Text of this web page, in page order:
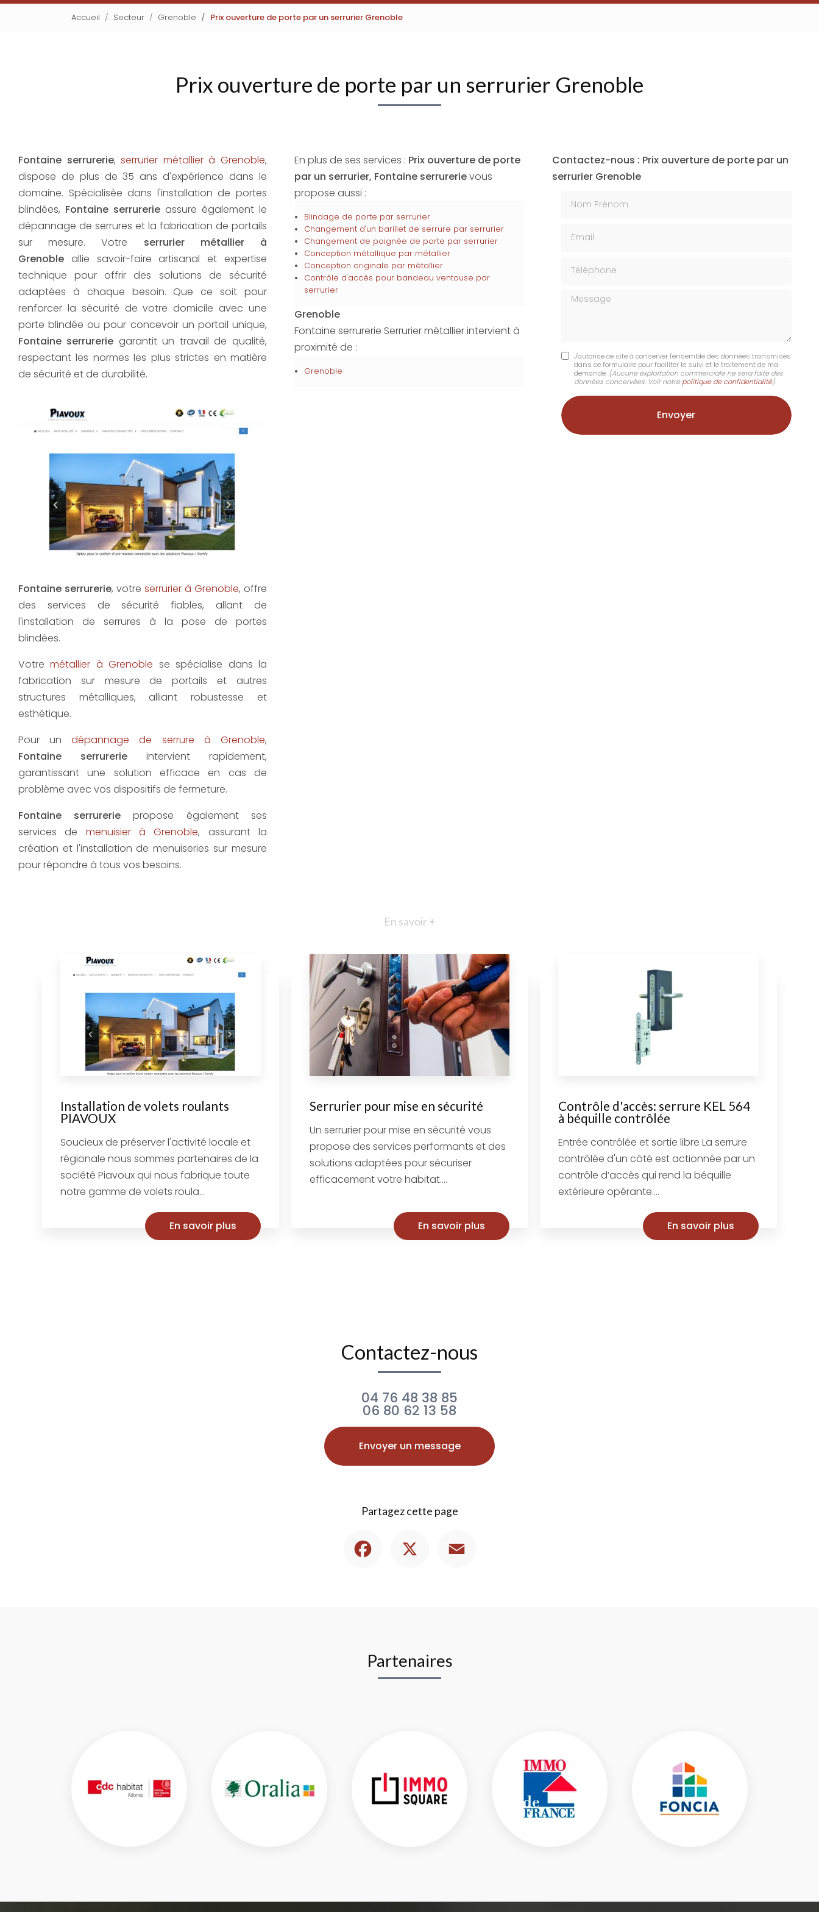
Accueil Secteur Grenoble Prix ouverture de porte par un serrurier Grenoble
Prix ouverture de porte par un serrurier Grenoble
Fontaine serrurerie,serrurier métallier à Grenoble,
dispose de plus de 35 ans d'expérience dans le
domaine. Spécialisée dans l'installation de portes
blindées, Fontaine serrurerie assure également le
dépannage de serrures et la fabrication de portails
sur mesure. Votre serrurier métallier à
Grenoble allie savoir-faire artisanal et expertise
technique pour offrir des solutions de sécurité
adaptées à chaque besoin. Que ce soit pour
renforcer la sécurité de votre domicile avec une
porte blindée ou pour concevoir un portail unique,
Fontaine serrurerie garantit un travail de qualité,
respectant les normes les plus strictes en matière
de sécurité et de durabilité.
Fontaine serrurerie, votre serrurier à Grenoble, offre
des services de sécurité fiables, allant de
l'installation de serrures à la pose de portes
blindées.
Votremétallier à Grenoble se spécialise dans la
fabrication sur mesure de portails et autres
structures métalliques, alliant robustesse et
esthétique.
Pour undépannage de serrure à Grenoble,
Fontaine serrurerie intervient rapidement,
garantissant une solution efficace en cas de
problème avec vos dispositifs de fermeture.
Fontaine serrurerie propose également ses
services de menuisier à Grenoble, assurant la
création et l'installation de menuiseries sur mesure
pour répondre à tous vos besoins.
En plus de ses services : Prix ouverture de porte
par un serrurier, Fontaine serrurerievous
propose aussi :
Blindage de porte par serrurier
Changement d'un barillet de serrure par serrurier
Changement de poignée de porte par serrurier
Conception métallique par métallier
Conception originale par métallier
Contrôle d'accès pour bandeau ventouse par
serrurier
Grenoble
Fontaine serrurerie Serrurier métallier intervient à
proximité de :
Grenoble
Contactez-nous : Prix ouverture de porte par un
serrurier Grenoble
Nom Prénom
Email
Téléphone
Message
J'autorise ce site à conserver l'ensemble des données transmises
dans ce formulaire pour faciliter le suivi et le traitement de ma
demande. (Aucune exploitation commerciale ne sera faite des
données concervées. Voir notre politique de confidentialité)
En savoir +
Installation de volets roulants
PIAVOUX
Soucieux de préserver l'activité locale et
régionale nous sommes partenaires de la
société Piavoux qui nous fabrique toute
notre gamme de volets roula...
En savoir plus
Serrurier pour mise en sécurité
Un serrurier pour mise en sécurité vous
propose des services performants et des
solutions adaptées pour sécuriser
efficacement votre habitat....
En savoir plus
Contrôle d'accès: serrure KEL 564
à béquille contrôlée
Entrée contrôlée et sortie libre La serrure
contrôlée d'un côté est actionnée par un
contrôle d’accès qui rend la béquille
extérieure opérante....
En savoir plus
Contactez-nous
04 76 48 38 85
06 80 62 13 58
Envoyer un message
Partagez cette page
Partenaires